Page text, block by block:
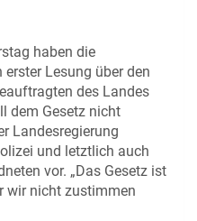
haben die
Lesung über den
des Landes
dem Gesetz nicht
Landesregierung
und letztlich auch
vor. „Das Gesetz ist
wir nicht zustimmen